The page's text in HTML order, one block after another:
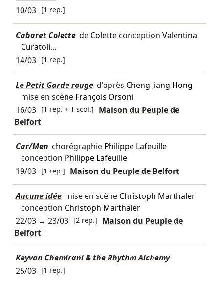
10/03 [1 rep.]
Cabaret Colette de Coletteconception Valentina
Curatoli…
14/03 [1 rep.]
Le Petit Garde rouge d'après Cheng Jiang Hong
mise en scène François Orsoni
16/03 [1 rep. + 1 scol.]
Maison du Peuple de
Belfort
Car/Men chorégraphie Philippe Lafeuille
conception Philippe Lafeuille
19/03 [1 rep.] Maison du Peuple de Belfort
Aucune idée mise en scène Christoph Marthaler
conception Christoph Marthaler
22/03→ 23/03 [2 rep.]
Maison du Peuple de
Belfort
Keyvan Chemirani & the Rhythm Alchemy
25/03 [1 rep.]